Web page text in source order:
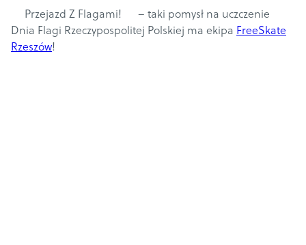
Przejazd Z Flagami!
– taki pomysł na uczczenie
Dnia Flagi Rzeczypospolitej Polskiej ma ekipa FreeSkate
Rzeszów!